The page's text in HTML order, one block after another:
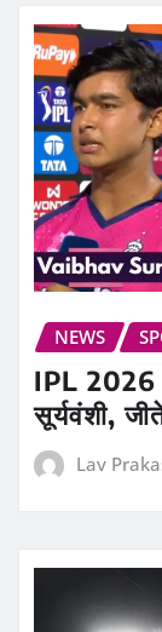
NEWS
IPL 2026
सूर्यवंशी,
Lav